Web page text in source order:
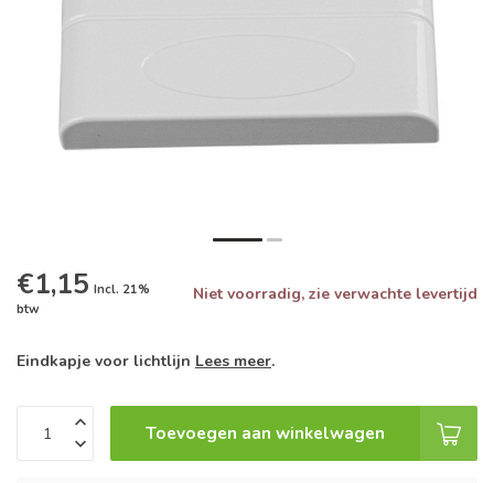
€1,15 Incl. 21%
btw
Niet voorradig, zie verwachte levertijd
Eindkapje voor lichtlijn Lees meer.
Toevoegen aan winkelwagen